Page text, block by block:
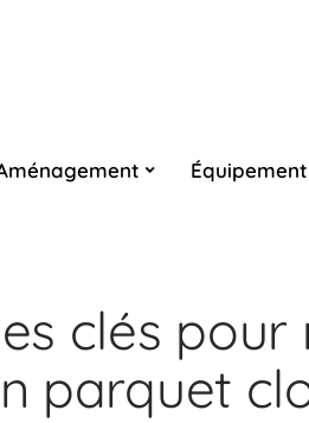
Équipement
clés pour
parquet